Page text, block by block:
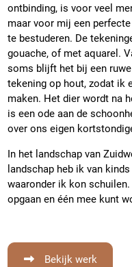
ontbinding, is voor veel
maar voor mij een
te bestuderen. De
gouache, of met aquarel.
soms blijft het bij een
tekening op hout, zodat ik
maken. Het dier wordt na
is een ode aan de
over ons eigen
In het landschap van
landschap heb ik van
waaronder ik kon
opgaan en één mee kunt
Bekijk werk